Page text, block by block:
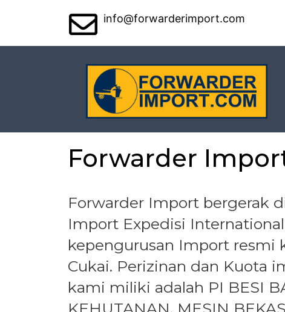
info@forwarderimport.com
Forwarder
Forwarder Import bergerak
Import Expedisi
kepengurusan Import resmi
Cukai. Perizinan dan Kuota
kami miliki adalah PI BESI